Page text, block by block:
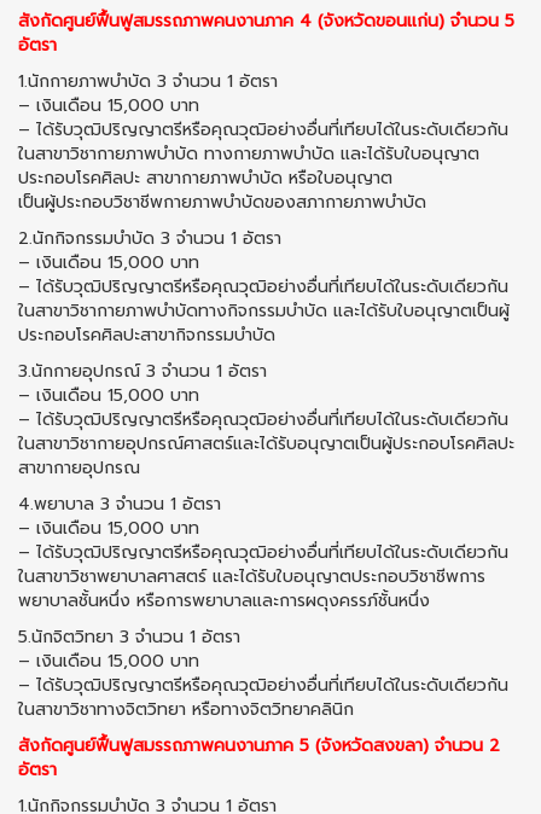
สังกัดศูนย์ฟื้นฟูสมรรถภาพคนงานภาค 4 (จังหวัดขอนแก่น) จำนวน 5
อัตรา
1.นักกายภาพบำบัด 3 จำนวน 1 อัตรา
– เงินเดือน 15,000 บาท
– ได้รับวุฒิปริญญาตรีหรือคุณวุฒิอย่างอื่นที่เทียบได้ในระดับเดียวกัน
ในสาขาวิชากายภาพบำบัด ทางกายภาพบำบัด และได้รับใบอนุญาต
ประกอบโรคศิลปะ สาขากายภาพบำบัด หรือใบอนุญาต
เป็นผู้ประกอบวิชาชีพกายภาพบำบัดของสภากายภาพบำบัด
2.นักกิจกรรมบำบัด 3 จำนวน 1 อัตรา
– เงินเดือน 15,000 บาท
– ได้รับวุฒิปริญญาตรีหรือคุณวุฒิอย่างอื่นที่เทียบได้ในระดับเดียวกัน
ในสาขาวิชากายภาพบำบัดทางกิจกรรมบำบัด และได้รับใบอนุญาตเป็นผู้
ประกอบโรคศิลปะสาขากิจกรรมบำบัด
3.นักกายอุปกรณ์ 3 จำนวน 1 อัตรา
– เงินเดือน 15,000 บาท
– ได้รับวุฒิปริญญาตรีหรือคุณวุฒิอย่างอื่นที่เทียบได้ในระดับเดียวกัน
ในสาขาวิชากายอุปกรณ์ศาสตร์และได้รับอนุญาตเป็นผู้ประกอบโรคศิลปะ
สาขากายอุปกรณ
4.พยาบาล 3 จำนวน 1 อัตรา
– เงินเดือน 15,000 บาท
– ได้รับวุฒิปริญญาตรีหรือคุณวุฒิอย่างอื่นที่เทียบได้ในระดับเดียวกัน
ในสาขาวิชาพยาบาลศาสตร์ และได้รับใบอนุญาตประกอบวิชาชีพการ
พยาบาลชั้นหนึ่ง หรือการพยาบาลและการผดุงครรภ์ชั้นหนึ่ง
5.นักจิตวิทยา 3 จำนวน 1 อัตรา
– เงินเดือน 15,000 บาท
– ได้รับวุฒิปริญญาตรีหรือคุณวุฒิอย่างอื่นที่เทียบได้ในระดับเดียวกัน
ในสาขาวิชาทางจิตวิทยา หรือทางจิตวิทยาคลินิก
สังกัดศูนย์ฟื้นฟูสมรรถภาพคนงานภาค 5 (จังหวัดสงขลา) จำนวน 2
อัตรา
1.นักกิจกรรมบำบัด 3 จำนวน 1 อัตรา